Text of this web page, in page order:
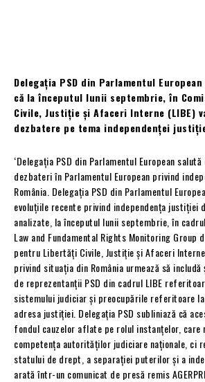
Delegația PSD din Parlamentul
că la începutul lunii septembrie, în
Civile, Justiție și Afaceri Interne (LIBE)
dezbatere pe tema independenței
‘Delegația PSD din Parlamentul European
dezbateri în Parlamentul European privind
România. Delegația PSD din Parlamentul
evoluțiile recente privind independența justiției
analizate, la începutul lunii septembrie, în
Law and Fundamental Rights Monitoring Group
pentru Libertăți Civile, Justiție și Afaceri
privind situația din România urmează să
de reprezentanții PSD din cadrul LIBE
sistemului judiciar și preocupările referitoare la
adresa justiției. Delegația PSD subliniază că
fondul cauzelor aflate pe rolul instanțelor, care
competența autorităților judiciare naționale, ci
statului de drept, a separației puterilor și a
arată într-un comunicat de presă remis